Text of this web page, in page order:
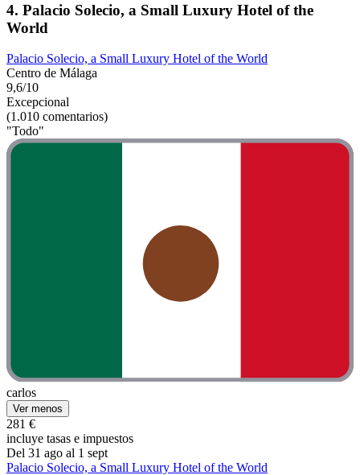
4. Palacio Solecio, a Small Luxury Hotel of the
World
Palacio Solecio, a Small Luxury Hotel of the World
Centro de Málaga
9,6/10
Excepcional
(1.010 comentarios)
"Todo"
carlos
Ver menos
281 €
incluye tasas e impuestos
Del 31 ago al 1 sept
Palacio Solecio, a Small Luxury Hotel of the World